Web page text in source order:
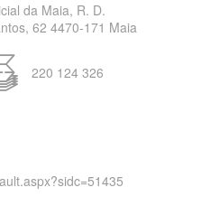
da Maia, R. D.
62 4470-171 Maia
220 124 326